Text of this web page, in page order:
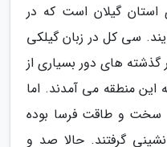
گیلان است که در
سی کل در زبان گیلکی
گذشته های دور بسیاری از
این منطقه می آمدند. اما
سخت و طاقت فرسا بوده
گرفتند. حالا صد و